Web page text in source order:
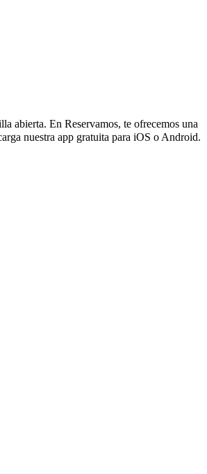
abierta. En Reservamos, te ofrecemos una
nuestra app gratuita para iOS o Android.